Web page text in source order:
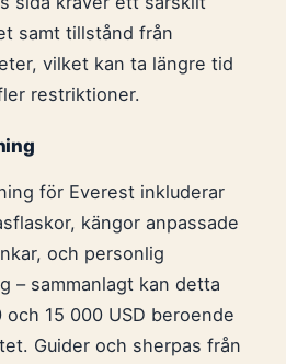
samt tillstånd från
vilket kan ta längre tid
restriktioner.
för Everest inkluderar
kängor anpassade
och personlig
– sammanlagt kan detta
15 000 USD beroende
Guider och sherpas från